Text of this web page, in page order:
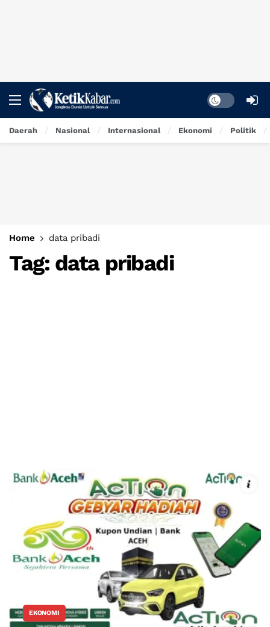
Dark mode
Daerah Nasional Internasional Ekonomi Politik
Home data pribadi
Tag: data pribadi
EKONOMI